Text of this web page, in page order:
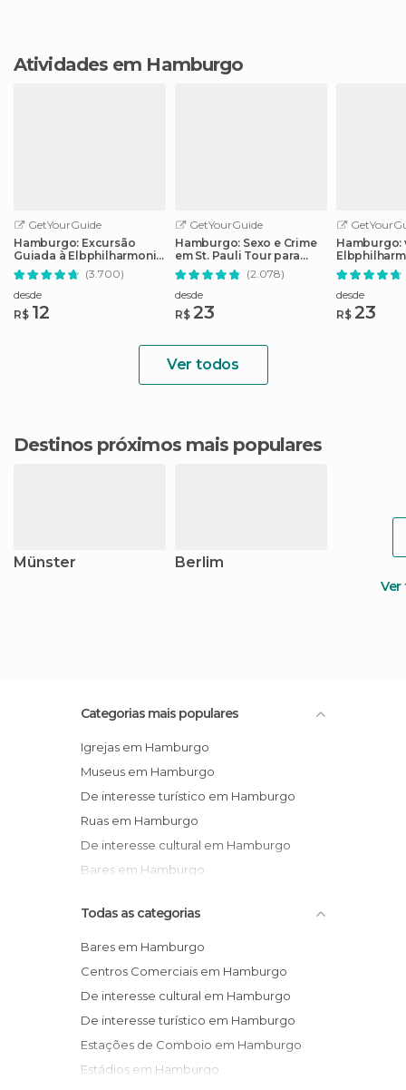
Atividades em Hamburgo
GetYourGuide
Hamburgo: Excursão
Guiada à Elbphilharmonie
pelo Lado de Fora
(3.700)
desde
R$ 12
GetYourGuide
Hamburgo: Sexo e Crime
em St. Pauli Tour para
maiores de 18 anos
(2.078)
desde
R$ 23
Hamburgo:
desde
R$ 23
Ver todos
Destinos próximos mais populares
Münster Berlim
Categorias mais populares
Igrejas em Hamburgo
Museus em Hamburgo
De interesse turístico em Hamburgo
Ruas em Hamburgo
De interesse cultural em Hamburgo
Bares em Hamburgo
Todas as categorias
Bares em Hamburgo
Centros Comerciais em Hamburgo
De interesse cultural em Hamburgo
De interesse turístico em Hamburgo
Estações de Comboio em Hamburgo
Estádios em Hamburgo